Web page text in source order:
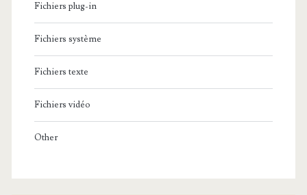
Fichiers plug-in
Fichiers système
Fichiers texte
Fichiers vidéo
Other